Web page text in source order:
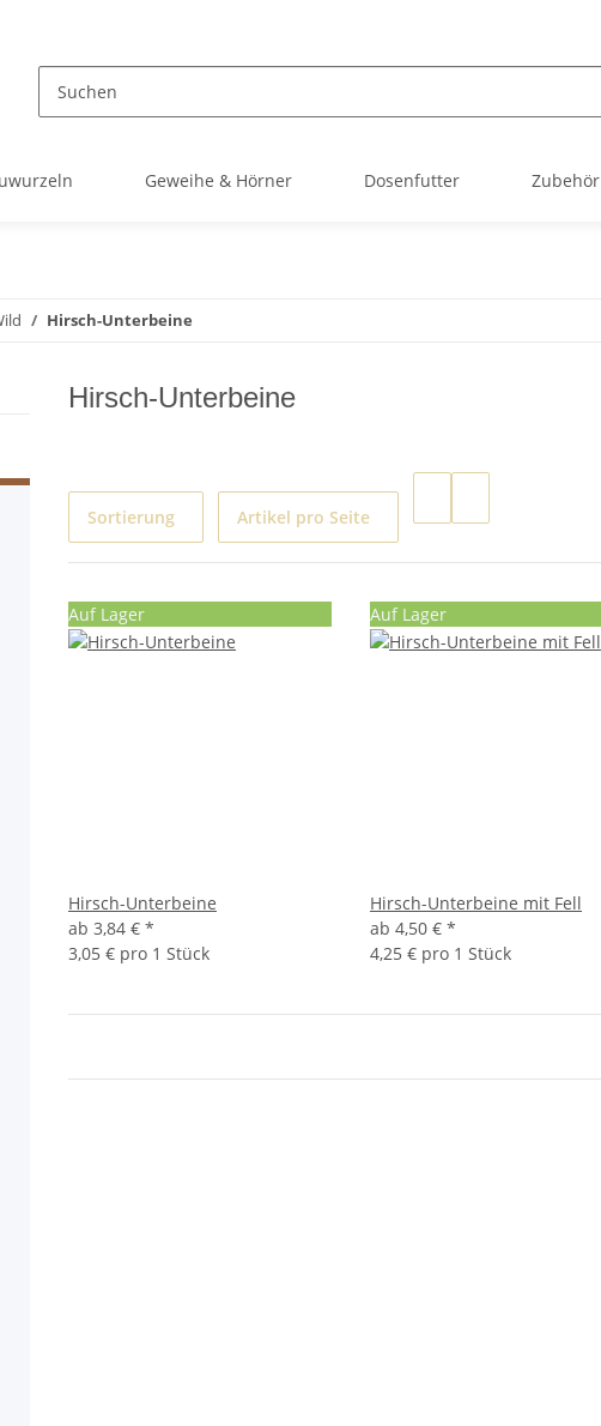
Geweihe & Hörner Dosenfutter Zubehör
Hirsch-Unterbeine
Hirsch-Unterbeine
Sortierung Artikel pro Seite
Auf Lager
Hirsch-Unterbeine
ab 3,84 € *
3,05 € pro 1 Stück
Auf Lager
Hirsch-Unterbeine mit Fell
ab 4,50 € *
4,25 € pro 1 Stück